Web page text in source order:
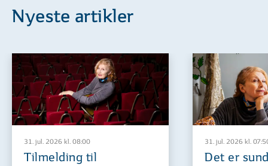
Nyeste artikler
31. jul. 2026 kl. 08:00
Tilmelding til
31. jul. 2026 kl.
Det er